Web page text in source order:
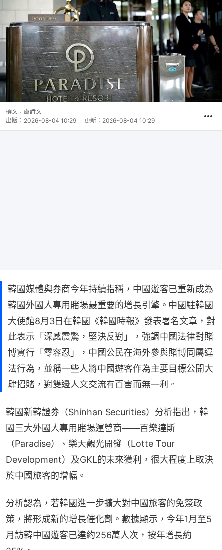
撰文： 盧詩文
出版： 2026-08-04 10:29 更新： 2026-08-04 10:29
韓國媒體與券商今年持續指稱，中國遊客已重新成為
韓國外國人專用賭場最重要的增長引擎。中國駐韓國
大使館8月3日在韓國《韓國時報》發表署名文章，對
此表示「深感震驚，堅決反對」，強調中國法律對賭
博實行「零容忍」，中國公民在海外參與賭博同屬違
法行為，並稱一些人將中國遊客作為主要目標公開大
肆招賭，對雙邊人文交流有百害而無一利。
韓國新韓證券（Shinhan Securities）分析指出，韓
國三大外國人專用賭場運營商——百樂達斯
（Paradise）、樂天觀光開發（Lotte Tour
Development）及GKL的未來獲利，很大程度上取決
於中國旅客的增幅。
分析認為，若韓國進一步擴大對中國旅客的免簽政
策，將形成新的增長催化劑。數據顯示，今年1月至5
月訪韓中國遊客已達約256萬人次，按年增長約